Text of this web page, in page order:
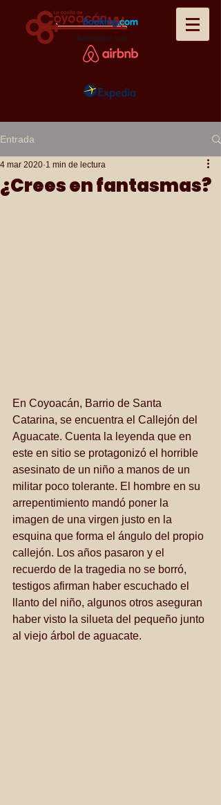
Entrada
¿Crees en fantasmas?
4 mar 2020 1 min de lectura
En Coyoacán, Barrio de Santa
Catarina, se encuentra el Callejón del
Aguacate. Cuenta la leyenda que en
este en sitio se protagonizó el horrible
asesinato de un niño a manos de un
militar poco tolerante. El hombre en su
arrepentimiento mandó poner la
imagen de una virgen justo en la
esquina que forma el ángulo del propio
callejón. Los años pasaron y el
recuerdo de la tragedia no se borró,
testigos afirman haber escuchado el
llanto del niño, algunos otros aseguran
haber visto la silueta del pequeño junto
al viejo árbol de aguacate.